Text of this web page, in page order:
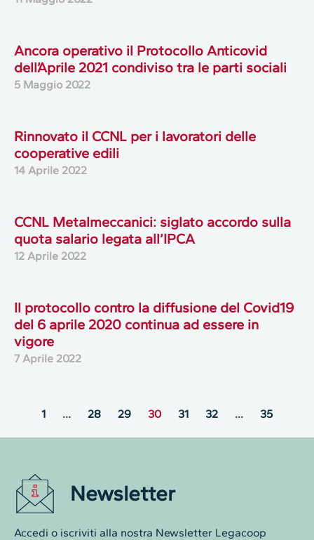
Ancora operativo il Protocollo Anticovid
dell’Aprile 2021 condiviso tra le parti sociali
5 Maggio 2022
Rinnovato il CCNL per i lavoratori delle
cooperative edili
14 Aprile 2022
CCNL Metalmeccanici: siglato accordo sulla
quota salario legata all’IPCA
12 Aprile 2022
Il protocollo contro la diffusione del Covid19
del 6 aprile 2020 continua ad essere in
vigore
7 Aprile 2022
1 … 28 29 30 31 32 … 35
Newsletter
Accedi o iscriviti alla nostra Newsletter Legacoop